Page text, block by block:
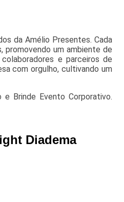
da Amélio Presentes. Cada
um ambiente de
e parceiros de
com orgulho, cultivando um
e Brinde Evento Corporativo.
Diadema